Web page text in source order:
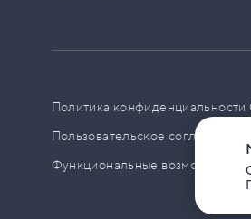
Политика
Пользовательское соглашение
Функциональные возможности